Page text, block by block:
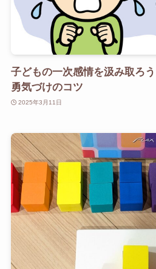
子どもの一次感情を汲み取ろ
勇気づけのコツ
2025年3月11日